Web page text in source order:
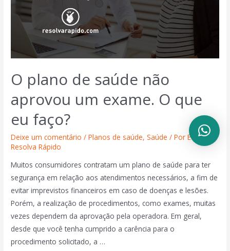
O plano de saúde não
aprovou um exame. O que
eu faço?
Deixe um comentário /Planos de saúde,Saúde / PorEquipe
Resolva Rápido
Muitos consumidores contratam um plano de saúde para ter
segurança em relação aos atendimentos necessários, a fim de
evitar imprevistos financeiros em caso de doenças e lesões.
Porém, a realização de procedimentos, como exames, muitas
vezes dependem da aprovação pela operadora. Em geral,
desde que você tenha cumprido a carência para o
procedimento solicitado, a …